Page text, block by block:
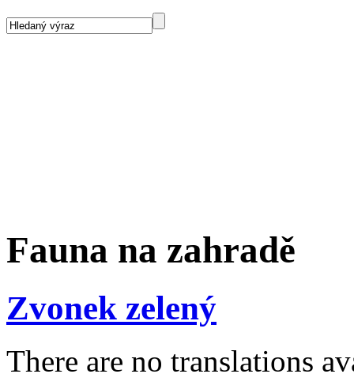
Fauna na zahradě
Zvonek zelený
There are no translations